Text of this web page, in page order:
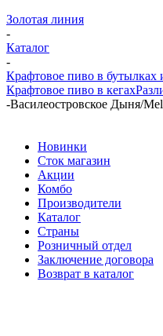
Золотая линия
-
Каталог
-
Крафтовое пиво в бутылках
Крафтовое пиво в кегах
-Василеостровское Дыня/
Новинки
Сток магазин
Акции
Комбо
Производители
Каталог
Страны
Розничный отдел
Заключение договора
Возврат в каталог